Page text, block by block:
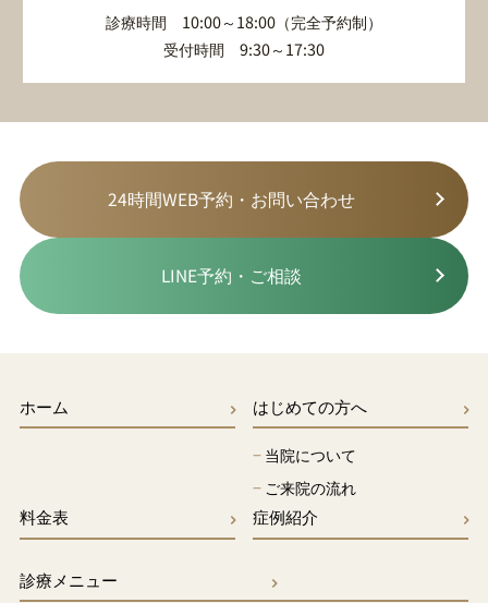
診療時間 10:00～18:00（完全予約制）
受付時間 9:30～17:30
24時間WEB予約・お問い合わせ
LINE予約・ご相談
ホーム はじめての方へ
−当院について
− ご来院の流れ
料金表
症例紹介
診療メニュー